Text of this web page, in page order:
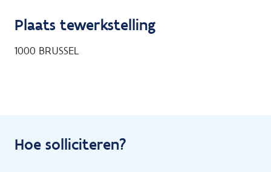
Plaats tewerkstelling
1000 BRUSSEL
Hoe solliciteren?